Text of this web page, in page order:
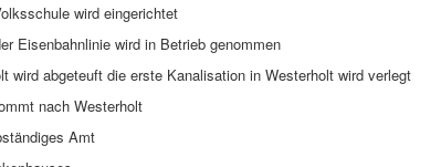
wird eingerichtet
Eisenbahnlinie wird in Betrieb genommen
wird abgeteuft die erste Kanalisation in Westerholt wird verlegt
nach Westerholt
Amt